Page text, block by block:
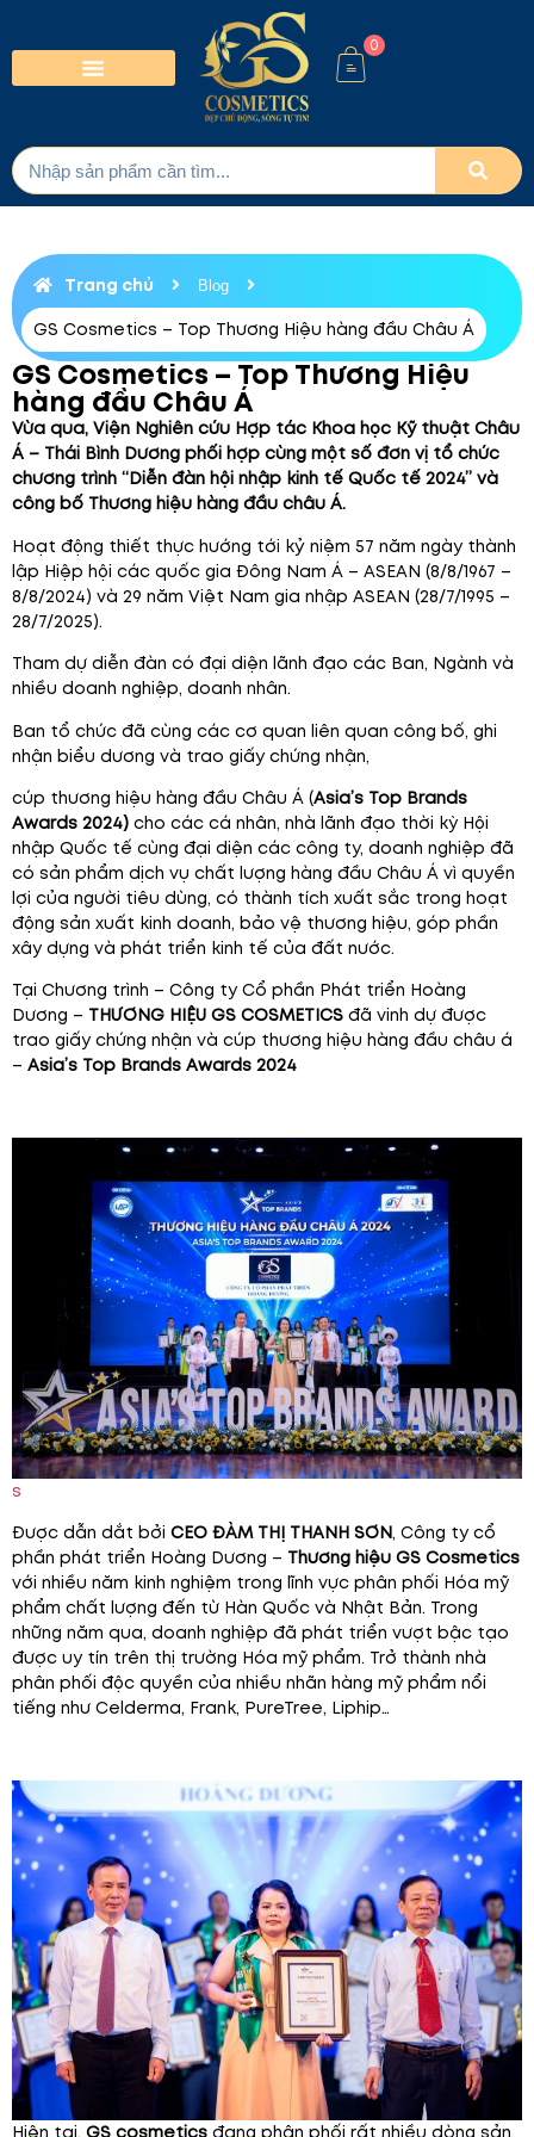
0
Trang chủ Blog
GS Cosmetics – Top Thương Hiệu hàng đầu Châu Á
GS Cosmetics – Top Thương Hiệu
hàng đầu Châu Á
Vừa qua, Viện Nghiên cứu Hợp tác Khoa học Kỹ thuật Châu
Á – Thái Bình Dương phối hợp cùng một số đơn vị tổ chức
chương trình “Diễn đàn hội nhập kinh tế Quốc tế 2024” và
công bố Thương hiệu hàng đầu châu Á.
Hoạt động thiết thực hướng tới kỷ niệm 57 năm ngày thành
lập Hiệp hội các quốc gia Đông Nam Á – ASEAN (8/8/1967 –
8/8/2024) và 29 năm Việt Nam gia nhập ASEAN (28/7/1995 –
28/7/2025).
Tham dự diễn đàn có đại diện lãnh đạo các Ban, Ngành và
nhiều doanh nghiệp, doanh nhân.
Ban tổ chức đã cùng các cơ quan liên quan công bố, ghi
nhận biểu dương và trao giấy chứng nhận,
cúp thương hiệu hàng đầu Châu Á (Asia’s Top Brands
Awards 2024) cho các cá nhân, nhà lãnh đạo thời kỳ Hội
nhập Quốc tế cùng đại diện các công ty, doanh nghiệp đã
có sản phẩm dịch vụ chất lượng hàng đầu Châu Á vì quyền
lợi của người tiêu dùng, có thành tích xuất sắc trong hoạt
động sản xuất kinh doanh, bảo vệ thương hiệu, góp phần
xây dựng và phát triển kinh tế của đất nước.
Tại Chương trình – Công ty Cổ phần Phát triển Hoàng
Dương – THƯƠNG HIỆU GS COSMETICS đã vinh dự được
trao giấy chứng nhận và cúp thương hiệu hàng đầu châu á
– Asia’s Top Brands Awards 2024
s
Được dẫn dắt bởi CEO ĐÀM THỊ THANH SƠN, Công ty cổ
phần phát triển Hoàng Dương – Thương hiệu GS Cosmetics
với nhiều năm kinh nghiệm trong lĩnh vực phân phối Hóa mỹ
phẩm chất lượng đến từ Hàn Quốc và Nhật Bản. Trong
những năm qua, doanh nghiệp đã phát triển vượt bậc tạo
được uy tín trên thị trường Hóa mỹ phẩm. Trở thành nhà
phân phối độc quyền của nhiều nhãn hàng mỹ phẩm nổi
tiếng như Celderma, Frank, PureTree, Liphip…
Hiện tại, GS cosmetics đang phân phối rất nhiều dòng sản